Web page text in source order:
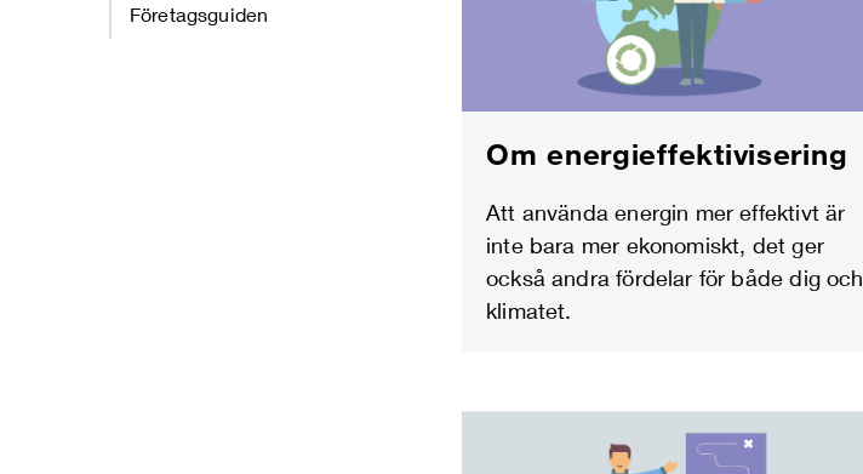
Företagsguiden
Om energieffektivisering
Att använda energin mer effektivt är
inte bara mer ekonomiskt, det ger
också andra fördelar för både dig och
klimatet.